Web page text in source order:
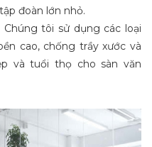
đoàn lớn nhỏ.
Chúng tôi sử dụng các loại
cao, chống trầy xước và
và tuổi thọ cho sàn văn